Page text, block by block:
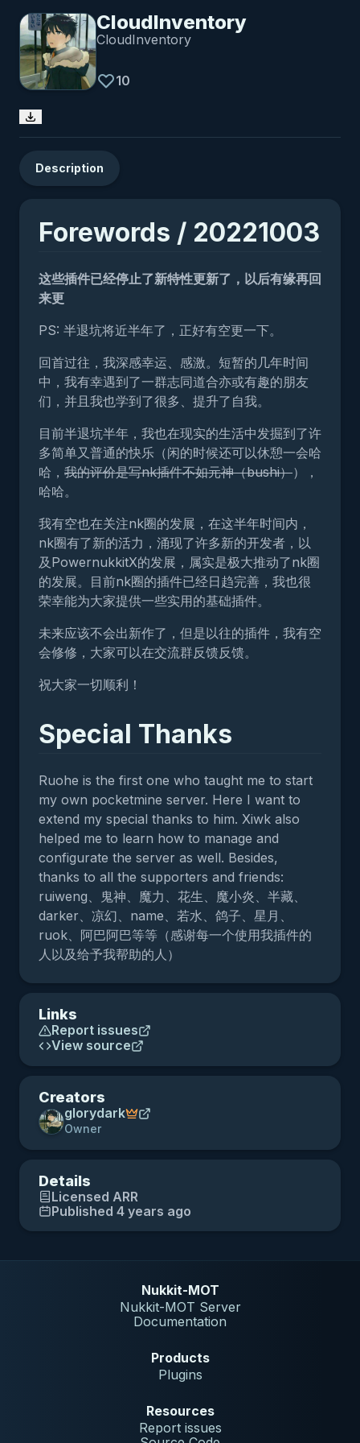
CloudInventory
CloudInventory
10
Links
Report issues
View source
Creators
glorydark
Owner
Details
Licensed ARR
Published 4 years ago
Description
Forewords / 20221003
这些插件已经停止了新特性更新了，以后有缘再回
来更
PS: 半退坑将近半年了，正好有空更一下。
回首过往，我深感幸运、感激。短暂的几年时间
中，我有幸遇到了一群志同道合亦或有趣的朋友
们，并且我也学到了很多、提升了自我。
目前半退坑半年，我也在现实的生活中发掘到了许
多简单又普通的快乐（闲的时候还可以休憩一会哈
哈， 我的评价是写nk插件不如元神（bushi）），
哈哈。
我有空也在关注nk圈的发展，在这半年时间内，
nk圈有了新的活力，涌现了许多新的开发者，以
及PowernukkitX的发展，属实是极大推动了nk圈
的发展。目前nk圈的插件已经日趋完善，我也很
荣幸能为大家提供一些实用的基础插件。
未来应该不会出新作了，但是以往的插件，我有空
会修修，大家可以在交流群反馈反馈。
祝大家一切顺利！
Special Thanks
Ruohe is the first one who taught me to start
my own pocketmine server. Here I want to
extend my special thanks to him. Xiwk also
helped me to learn how to manage and
configurate the server as well. Besides,
thanks to all the supporters and friends:
ruiweng、鬼神、魔力、花生、魔小炎、半藏、
darker、凉幻、name、若水、鸽子、星月、
ruok、阿巴阿巴等等（感谢每一个使用我插件的
人以及给予我帮助的人）
Nukkit-MOT
Nukkit-MOT Server
Documentation
Products
Plugins
Resources
Report issues